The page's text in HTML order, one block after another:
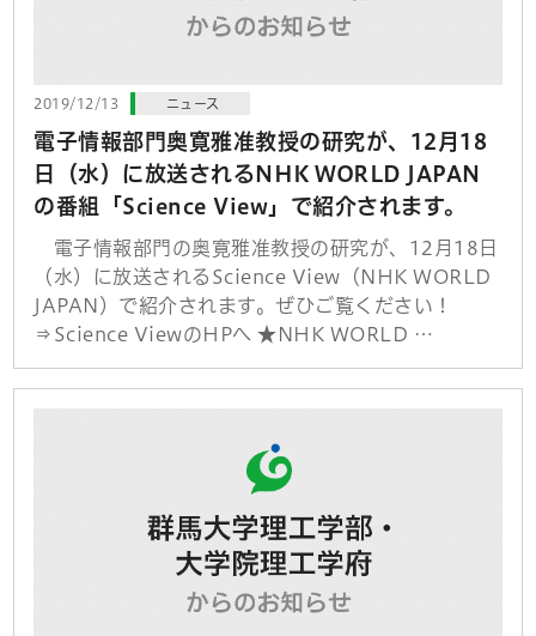
2019/12/13 ニュース
電子情報部門奥寛雅准教授の研究が、12月18
日（水）に放送されるNHK WORLD JAPAN
の番組「Science View」で紹介されます。
電子情報部門の奥寛雅准教授の研究が、12月18日
（水）に放送されるScience View（NHK WORLD
JAPAN）で紹介されます。ぜひご覧ください！
⇒Science ViewのHPへ ★NHK WORLD …